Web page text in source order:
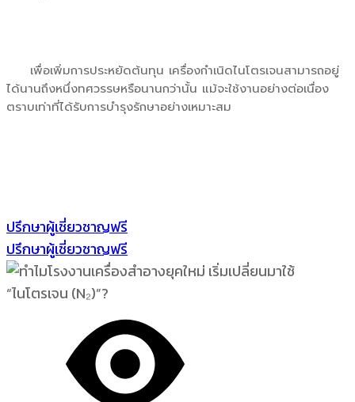
เพื่อเพิ่มการประหยัดต้นทุน เครื่องกำเนิดไนโตรเจนสามารถอยู่
ได้นานถึงหนึ่งทศวรรษหรือนานกว่านั้น แม้จะใช้งานอย่างต่อเนื่อง
ตราบเท่าที่ได้รับการบำรุงรักษาอย่างเหมาะสม
ปรึกษาผู้เชี่ยวชาญฟรี
ปรึกษาผู้เชี่ยวชาญฟรี